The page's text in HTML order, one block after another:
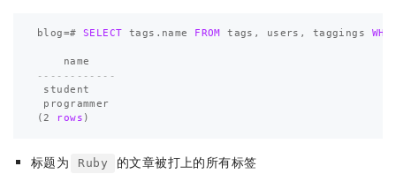
blog=# SELECT tags . name FROM tags , users , taggings
name
------------
student
programmer
(2 rows )
标题为 Ruby 的文章被打上的所有标签